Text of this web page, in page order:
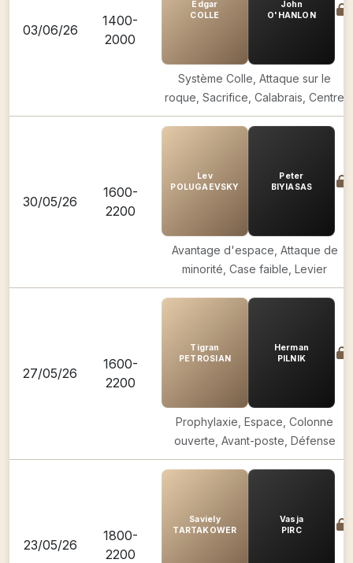
03/06/26
1400-
2000
Edgar
COLLE
John
O'HANLON
Système Colle, Attaque sur le
roque, Sacrifice, Calabrais, Centre
30/05/26
1600-
2200
Lev
POLUGAEVSKY
Peter
BIYIASAS
Avantage d'espace, Attaque de
minorité, Case faible, Levier
27/05/26
1600-
2200
Tigran
PETROSIAN
Herman
PILNIK
Prophylaxie, Espace, Colonne
ouverte, Avant-poste, Défense
23/05/26
1800-
2200
Saviely
TARTAKOWER
Vasja
PIRC